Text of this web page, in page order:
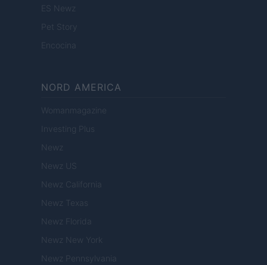
ES Newz
Pet Story
Encocina
NORD AMERICA
Womanmagazine
Investing Plus
Newz
Newz US
Newz California
Newz Texas
Newz Florida
Newz New York
Newz Pennsylvania